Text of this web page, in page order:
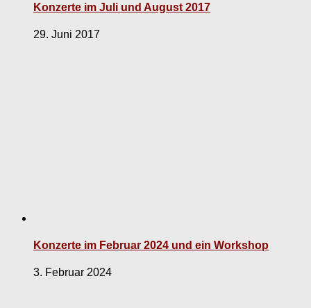
Konzerte im Juli und August 2017
29. Juni 2017
Konzerte im Februar 2024 und ein Workshop
3. Februar 2024